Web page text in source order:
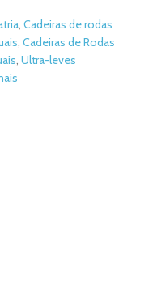
, Cadeiras de rodas
, Cadeiras de Rodas
, Ultra-leves